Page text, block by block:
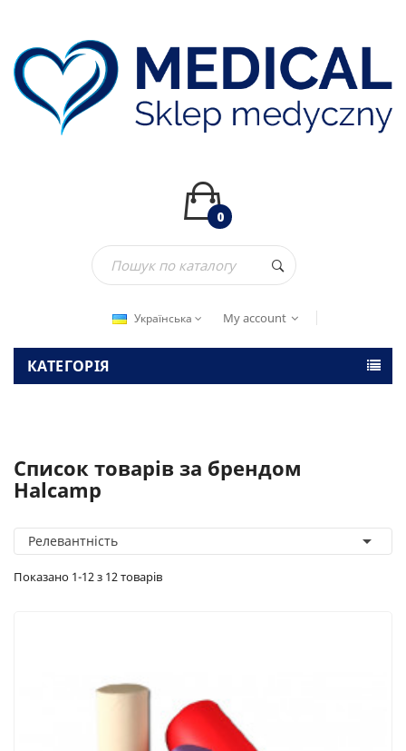
0
Українська My account
КАТЕГОРІЯ
Список товарів за брендом
Halcamp
Релевантність 
Показано 1-12 з 12 товарів